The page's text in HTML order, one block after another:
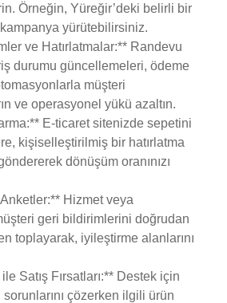
Örneğin, Yüreğir’deki belirli bir
yürütebilirsiniz.
ve Hatırlatmalar:** Randevu
durumu güncellemeleri, ödeme
müşteri
ve operasyonel yükü azaltın.
E-ticaret sitenizde sepetini
kişiselleştirilmiş bir hatırlatma
dönüşüm oranınızı
Hizmet veya
geri bildirimlerini doğrudan
toplayarak, iyileştirme alanlarını
Satış Fırsatları:** Destek için
çözerken ilgili ürün